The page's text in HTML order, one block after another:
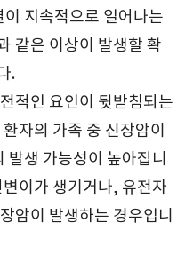
지속적으로 일어나는
같은 이상이 발생할 확
.
적인 요인이 뒷받침되는
자의 가족 중 신장암이
생 가능성이 높아집니
이가 생기거나, 유전자
암이 발생하는 경우입니